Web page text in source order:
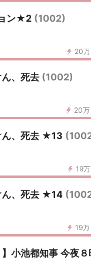
ン★2 (1002)
20万
ん、死去 (1002)
20万
ん、死去 ★13
19万
ん、死去 ★14
19万
】小池都知事 今夜